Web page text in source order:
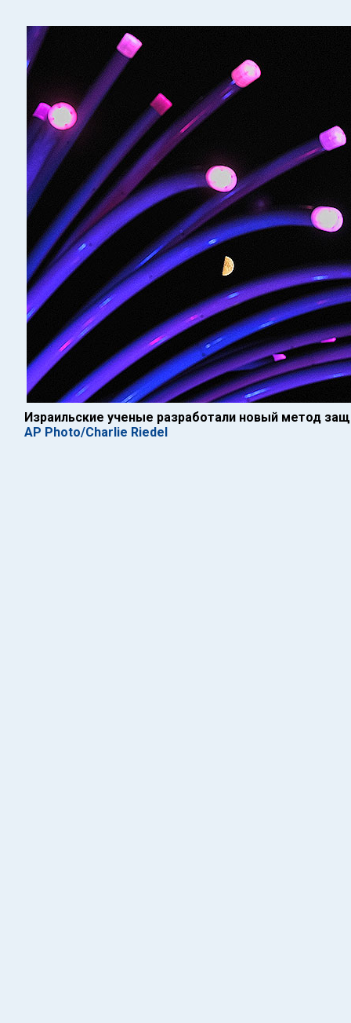
Израильские ученые разработали новый метод
AP Photo/Charlie Riedel